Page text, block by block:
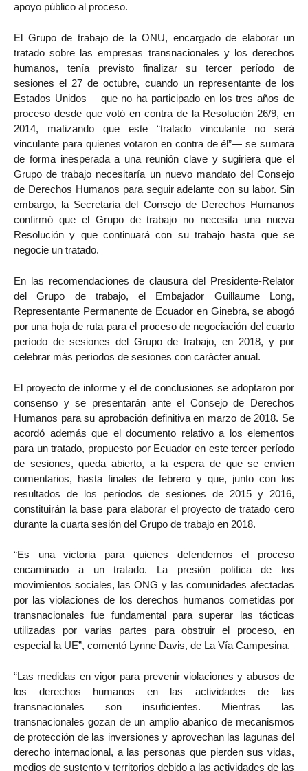
apoyo público al proceso.
El Grupo de trabajo de la ONU, encargado de elaborar un
tratado sobre las empresas transnacionales y los derechos
humanos, tenía previsto finalizar su tercer período de
sesiones el 27 de octubre, cuando un representante de los
Estados Unidos —que no ha participado en los tres años de
proceso desde que votó en contra de la Resolución 26/9, en
2014, matizando que este “tratado vinculante no será
vinculante para quienes votaron en contra de él”— se sumara
de forma inesperada a una reunión clave y sugiriera que el
Grupo de trabajo necesitaría un nuevo mandato del Consejo
de Derechos Humanos para seguir adelante con su labor. Sin
embargo, la Secretaría del Consejo de Derechos Humanos
confirmó que el Grupo de trabajo no necesita una nueva
Resolución y que continuará con su trabajo hasta que se
negocie un tratado.
En las recomendaciones de clausura del Presidente-Relator
del Grupo de trabajo, el Embajador Guillaume Long,
Representante Permanente de Ecuador en Ginebra, se abogó
por una hoja de ruta para el proceso de negociación del cuarto
período de sesiones del Grupo de trabajo, en 2018, y por
celebrar más períodos de sesiones con carácter anual.
El proyecto de informe y el de conclusiones se adoptaron por
consenso y se presentarán ante el Consejo de Derechos
Humanos para su aprobación definitiva en marzo de 2018. Se
acordó además que el documento relativo a los elementos
para un tratado, propuesto por Ecuador en este tercer período
de sesiones, queda abierto, a la espera de que se envíen
comentarios, hasta finales de febrero y que, junto con los
resultados de los períodos de sesiones de 2015 y 2016,
constituirán la base para elaborar el proyecto de tratado cero
durante la cuarta sesión del Grupo de trabajo en 2018.
“Es una victoria para quienes defendemos el proceso
encaminado a un tratado. La presión política de los
movimientos sociales, las ONG y las comunidades afectadas
por las violaciones de los derechos humanos cometidas por
transnacionales fue fundamental para superar las tácticas
utilizadas por varias partes para obstruir el proceso, en
especial la UE”, comentó Lynne Davis, de La Vía Campesina.
“Las medidas en vigor para prevenir violaciones y abusos de
los derechos humanos en las actividades de las
transnacionales son insuficientes. Mientras las
transnacionales gozan de un amplio abanico de mecanismos
de protección de las inversiones y aprovechan las lagunas del
derecho internacional, a las personas que pierden sus vidas,
medios de sustento y territorios debido a las actividades de las